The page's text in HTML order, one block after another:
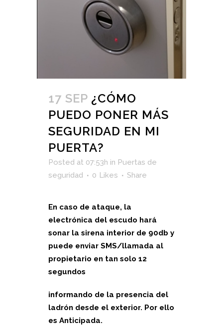
17 SEP ¿CÓMO
PUEDO PONER MÁS
SEGURIDAD EN MI
PUERTA?
Posted at 07:53h in Puertas de
seguridad
0 Likes Share
En caso de ataque, la
electrónica del escudo hará
sonar la sirena interior de 90db y
puede enviar SMS/llamada al
propietario en tan solo 12
segundos
informando de la presencia del
ladrón desde el exterior. Por ello
es Anticipada.